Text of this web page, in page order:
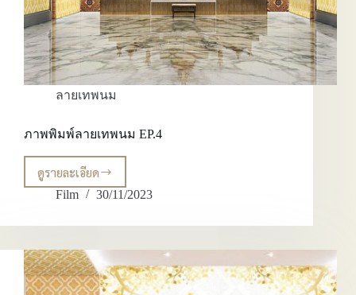
ลายเทพนม
ภาพพิมพ์ลายเทพนม EP.4
ดูรายละเอียด
ภาพ
พิมพ์
เทพนม
Film 30/11/2023